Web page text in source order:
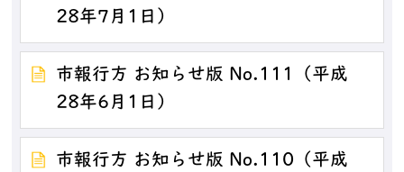
28年7月1日）
市報行方 お知らせ版 No.111（平成
28年6月1日）
市報行方 お知らせ版 No.110（平成